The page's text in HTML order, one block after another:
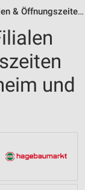
& Öffnungszeiten
und